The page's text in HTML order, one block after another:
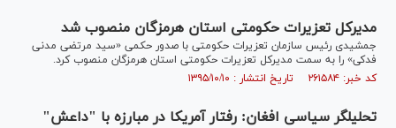
مدیرکل تعزیرات حکومتی استان هرمزگان منصوب شد
جمشیدی رئیس سازمان تعزیرات حکومتی با صدور حکمی «سید مرتضی مدنی
فدکی» را به سمت مدیرکل تعزیرات حکومتی استان هرمزگان منصوب کرد.
کد خبر: ۲۶۱۵۸۴ تاریخ انتشار : ۱۳۹۵/۱۰/۱۰
تحلیلگر سیاسی افغان: رفتار آمریکا در مبارزه با "داعش"